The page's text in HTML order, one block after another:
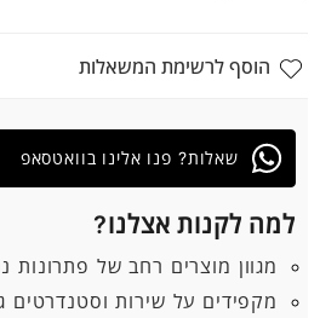
הוסף לרשימת המשאלות
למה לקנות אצלנו?
מגוון מוצרים רחב של פתרונות
מקפידים על שירות וסטנדרטים
שאלות? פנו אלינו בוואטסאפ